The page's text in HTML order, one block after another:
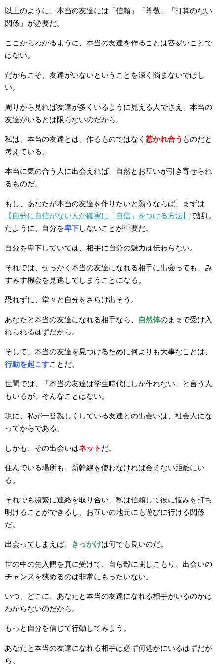
以上のように、本当の友達には「信頼」「尊敬」「打算のない
関係」が必要だ。
ここからわかるように、本当の友達を作ることは容易いことで
はない。
だからこそ、友達がいないということを深く悩まないでほし
い。
周りから見れば友達が多くいるように見える人でさえ、本当の
友達がいるとは限らないのだから。
私は、本当の友達とは、作るものではなく 惹かれ合う ものだと
考えている。
本当に気の合う人に出会えれば、自然とお互いが引き寄せられ
るものだ。
もし、あなたが本当の友達を作りたいと願うならば、まずは
【自分に自信がない人が確実に「自信」をつける方法】 で話し
たように、自分を卑下しないことが重要だ。
自分を卑下していては、相手に自分の魅力は伝わらない。
それでは、せっかく本当の友達になれる相手に出会っても、み
すみす機会を見逃してしまうことになる。
恐れずに、堂々と自分をさらけ出そう。
あなたと本当の友達になれる相手なら、 自然体のままで受け入
れられるはずだから。
そして、本当の友達を見つけるために何よりも大事なことは、
行動を起こすことだ。
世間では、「本当の友達は学生時代にしか作れない」と言う人
もいるが、そんなことはない。
現に、私が一番親しくしている友達との出会いは、社会人にな
ってからである。
しかも、その出会いはネット だ。
住んでいる場所も、新幹線を使わなければ会えない距離にい
る。
それでも頻繁に連絡を取り合い、私は信頼して彼に悩みを打ち
明けることができるし、お互いの地元にも遊びに行ける関係
だ。
出会ってしまえば、 きっかけは何でも良いのだ。
世の中の先入観を真に受けて、自ら殻に閉じこもり、出会いの
チャンスを狭めるのは非常にもったいない。
いつ、どこに、あなたと本当の友達になれる相手がいるのかは
わからないのだから。
もっと自分を信じて行動してみよう。
あなたと本当の友達になれる相手は必ず何処かにいるはずだか
ら。